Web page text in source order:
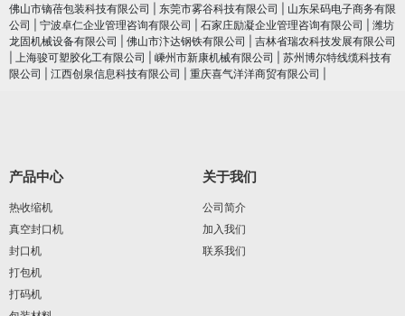
佛山市镝蓓包装科技有限公司
东莞市雾谷科技有限公司
山东呆码电子商务有限
公司
宁波卓仁企业管理咨询有限公司 石家庄励凝企业管理咨询有限公司
潍坊
龙固机械设备有限公司
佛山市汴达钢铁有限公司
吉林省瑞农科技发展有限公司
上海骏可塑胶化工有限公司 嵊州市新康机械有限公司
苏州博尔特线缆科技有
限公司
江西创泉信息科技有限公司 重庆喜气洋洋商贸有限公司
产品中心
热收缩机
真空封口机
封口机
打包机
打码机
关于我们
公司简介
加入我们
联系我们